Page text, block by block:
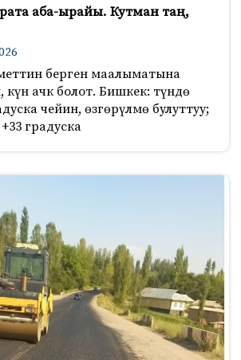
аба-ырайы. Кутман таң,
берген маалыматына
күн ачк болот. Бишкек: түндө
чейин, өзгөрүлмө булуттуу;
градуска